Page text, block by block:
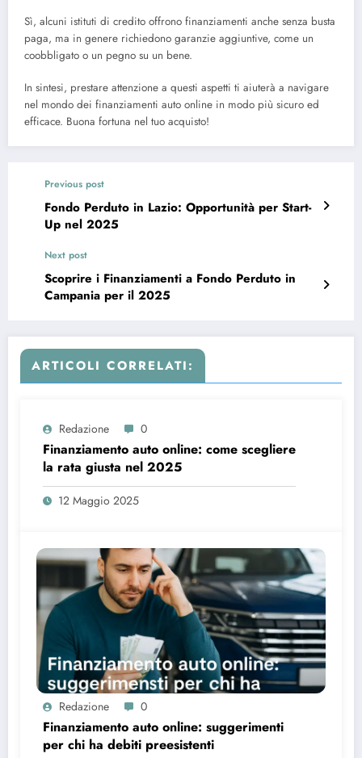
Sì, alcuni istituti di credito offrono finanziamenti anche senza busta
paga, ma in genere richiedono garanzie aggiuntive, come un
coobbligato o un pegno su un bene.
In sintesi, prestare attenzione a questi aspetti ti aiuterà a navigare
nel mondo dei finanziamenti auto online in modo più sicuro ed
efficace. Buona fortuna nel tuo acquisto!
Previous post
Fondo Perduto in Lazio: Opportunità per Start-
Up nel 2025
Next post
Scoprire i Finanziamenti a Fondo Perduto in
Campania per il 2025
ARTICOLI CORRELATI:
Redazione 0
Finanziamento auto online: come scegliere
la rata giusta nel 2025
12 Maggio 2025
Redazione 0
Finanziamento auto online: suggerimenti
per chi ha debiti preesistenti